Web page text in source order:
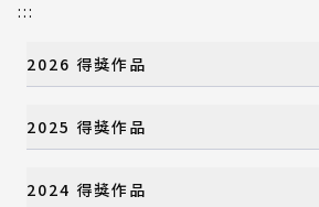
:::
2026 得獎作品
年度大獎
國際設計組織特別獎
視覺設計類
2025 得獎作品
年度大獎
2024 得獎作品